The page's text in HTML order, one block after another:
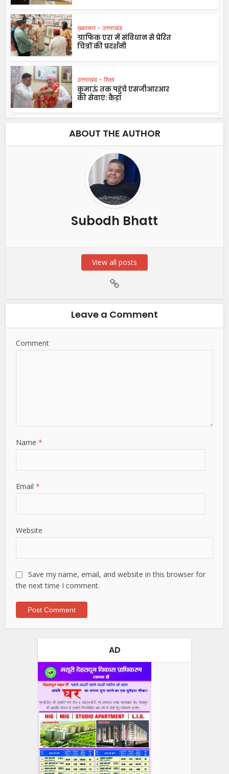
ख़बरसार • उत्तराखंड
ग्राफिक एरा में संविधान से प्रेरित
चित्रों की प्रदर्शनी
उत्तराखंड • शिक्षा
कुमाऊं तक पहुंचे एसजीआरआर
की सेवाएं: कैड़ा
ABOUT THE AUTHOR
Subodh Bhatt
View all posts
Leave a Comment
Comment
Name*
Email*
Website
Save my name, email, and website in this browser for
the next time I comment.
AD